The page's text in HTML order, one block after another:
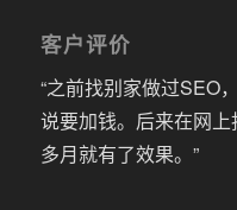
客户评价
“之前找别家做过SEO
说要加钱。后来在网
多月就有了效果。”